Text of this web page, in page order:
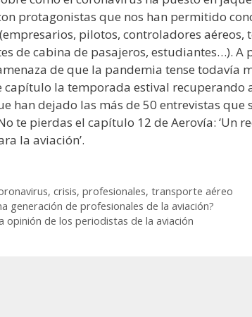
protagonistas que nos han permitido
pilotos, controladores aéreos,
de cabina de pasajeros, estudiantes…). A
de que la pandemia tense todavía
capítulo la temporada estival recuperando
han dejado las más de 50 entrevistas que
te pierdas el capítulo 12 de Aerovía: ‘Un
la aviación’.
,crisis,profesionales,transporte aéreo
generación de profesionales de la aviación?
opinión de los periodistas de la aviación